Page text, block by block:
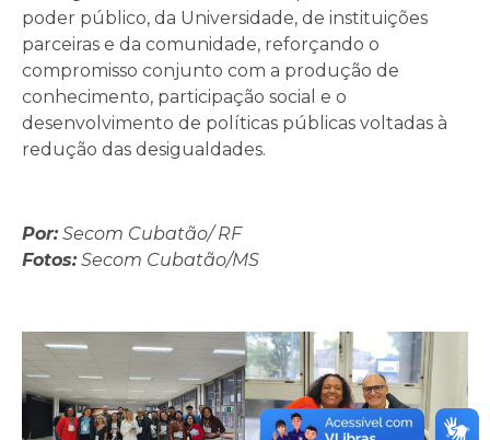
poder público, da Universidade, de instituições
parceiras e da comunidade, reforçando o
compromisso conjunto com a produção de
conhecimento, participação social e o
desenvolvimento de políticas públicas voltadas à
redução das desigualdades.
Por:Secom Cubatão/ RF
Fotos:Secom Cubatão/MS